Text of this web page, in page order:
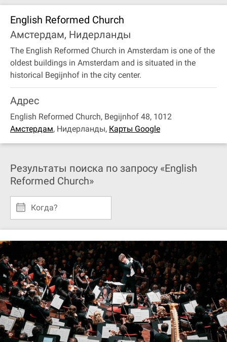
English Reformed Church
Амстердам, Нидерланды
The English Reformed Church in Amsterdam is one of the
oldest buildings in Amsterdam and is situated in the
historical Begijnhof in the city center.
Адрес
English Reformed Church, Begijnhof 48, 1012
Амстердам, Нидерланды, Карты Google
Результаты поиска по запросу «English
Reformed Church»
Когда?